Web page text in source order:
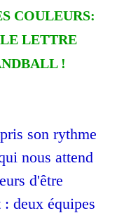
COULEURS:
LETTRE
!
son rythme
nous attend
d'être
deux équipes